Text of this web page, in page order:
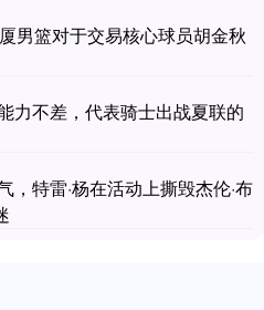
男篮对于交易核心球员胡金秋
力不差，代表骑士出战夏联的
特雷·杨在活动上撕毁杰伦·布